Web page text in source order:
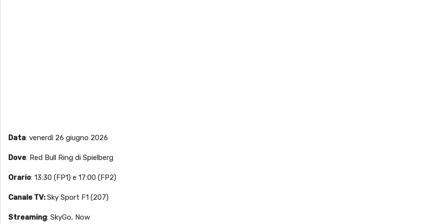
Data: venerdì 26 giugno 2026
Dove: Red Bull Ring di Spielberg
Orario: 13:30 (FP1) e 17:00 (FP2)
Canale TV:Sky Sport F1 (207)
Streaming: SkyGo, Now